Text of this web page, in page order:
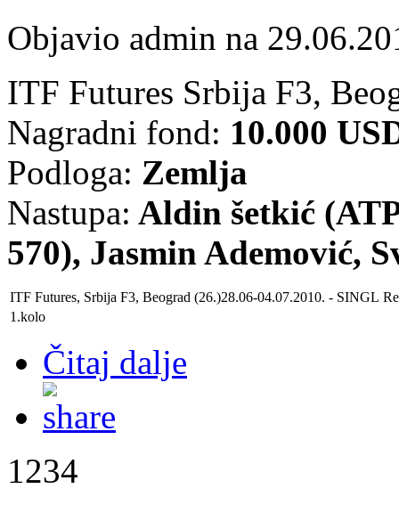
Objavio admin na
ITF Futures Srbija F3,
Nagradni fond: 10.000
Podloga: Zemlja
Nastupa: Aldin šetkić
570), Jasmin Ademović,
ITF Futures, Srbija F3, Beograd (26.)28.06-04.07.2010. - SINGL
1.kolo
Čitaj dalje
1234